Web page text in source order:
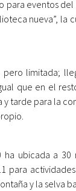
eventos
nueva”,
limitada;
que en el
tarde para la
ubicada a
para
y la selva